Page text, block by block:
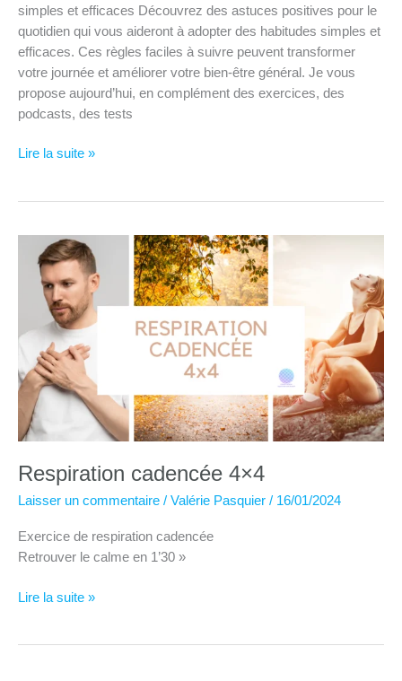
simples et efficaces Découvrez des astuces positives pour le
quotidien qui vous aideront à adopter des habitudes simples et
efficaces. Ces règles faciles à suivre peuvent transformer
votre journée et améliorer votre bien-être général. Je vous
propose aujourd’hui, en complément des exercices, des
podcasts, des tests
Astuces
quotidien
Lire la suite »
Respiration cadencée 4×4
Laisser un commentaire / Valérie Pasquier / 16/01/2024
Exercice de respiration cadencée
Retrouver le calme en 1’30 »
Respiration
Lire la suite »